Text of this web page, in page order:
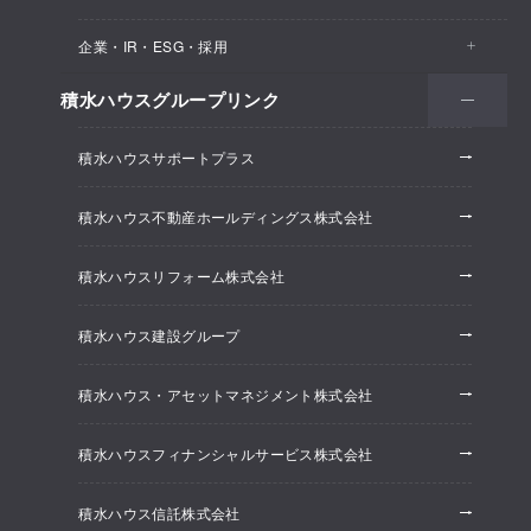
保育所・教育支援施設
オフィス・事務所
建築実例
オフィス系開発事業
ホテル系開発事業
大規模開発事業
賃貸マンション開発事業
企業・IR・ESG・採用
会社情報
株主・投資家情報
ESG経営
研究開発
採用情報
ニュースリリース
積水ハウスグループリンク
積水ハウスサポートプラス
積水ハウス不動産ホールディングス株式会社
積水ハウスリフォーム株式会社
積水ハウス建設グループ
積水ハウス・アセットマネジメント株式会社
積水ハウスフィナンシャルサービス株式会社
積水ハウス信託株式会社